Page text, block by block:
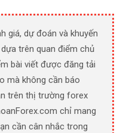
giá, dự đoán và khuyến
trên quan điểm chủ
bài viết được đăng tải
mà không cần báo
trên thị trường forex
chỉ mang
cần cân nhắc trong